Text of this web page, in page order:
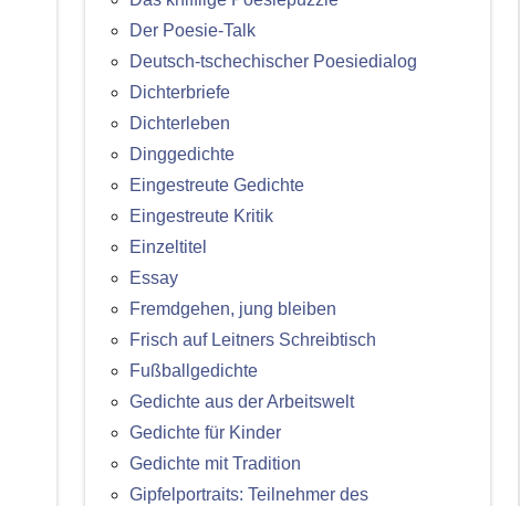
Der Poesie-Talk
Deutsch-tschechischer Poesiedialog
Dichterbriefe
Dichterleben
Dinggedichte
Eingestreute Gedichte
Eingestreute Kritik
Einzeltitel
Essay
Fremdgehen, jung bleiben
Frisch auf Leitners Schreibtisch
Fußballgedichte
Gedichte aus der Arbeitswelt
Gedichte für Kinder
Gedichte mit Tradition
Gipfelportraits: Teilnehmer des